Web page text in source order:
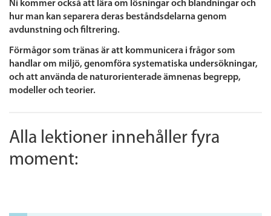
Ni kommer också att lära om lösningar och blandningar och
hur man kan separera deras beståndsdelarna genom
avdunstning och filtrering.
Förmågor som tränas är att kommunicera i frågor som
handlar om miljö, genomföra systematiska undersökningar,
och att använda de naturorienterade ämnenas begrepp,
modeller och teorier.
Alla lektioner innehåller fyra
moment: